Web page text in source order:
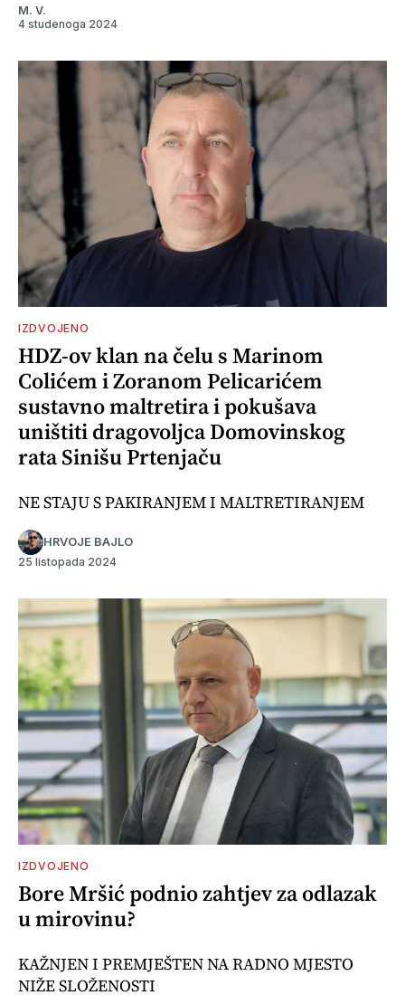
M. V.
4 studenoga 2024
IZDVOJENO
HDZ-ov klan na čelu s Marinom
Colićem i Zoranom Pelicarićem
sustavno maltretira i pokušava
uništiti dragovoljca Domovinskog
rata Sinišu Prtenjaču
NE STAJU S PAKIRANJEM I MALTRETIRANJEM
HRVOJE BAJLO
25 listopada 2024
IZDVOJENO
Bore Mršić podnio zahtjev za odlazak
u mirovinu?
KAŽNJEN I PREMJEŠTEN NA RADNO MJESTO
NIŽE SLOŽENOSTI